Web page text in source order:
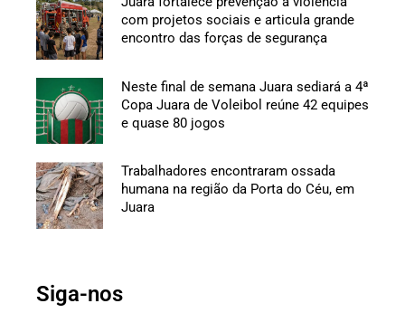
com projetos sociais e articula grande
encontro das forças de segurança
Neste final de semana Juara sediará a 4ª
Copa Juara de Voleibol reúne 42 equipes
e quase 80 jogos
Trabalhadores encontraram ossada
humana na região da Porta do Céu, em
Juara
Siga-nos